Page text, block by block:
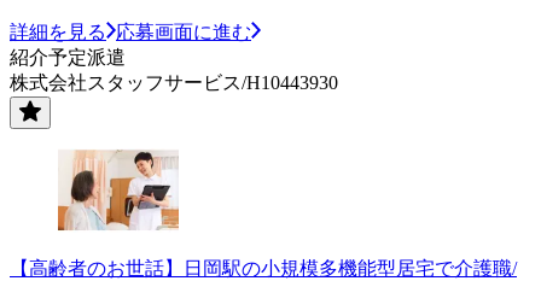
詳細を見る
応募画面に進む
紹介予定派遣
株式会社スタッフサービス/H10443930
【高齢者のお世話】日岡駅の小規模多機能型居宅で介護職/